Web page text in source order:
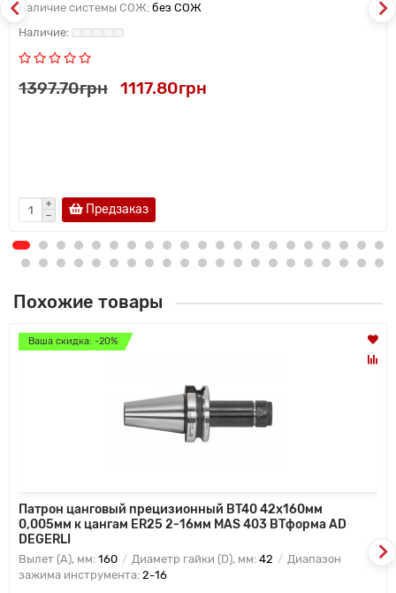
Наличие системы СОЖ: без СОЖ
1397.70грн 1117.80грн
Предзаказ
Похожие товары
Ваша скидка: -20%
Патрон цанговый прецизионный BT40 42x160мм
0,005мм к цангам ER25 2-16мм MAS 403 BTформа AD
DEGERLI
Вылет (A), мм: 160 Диаметр гайки (D), мм: 42
Диапазон
зажима инструмента: 2-16